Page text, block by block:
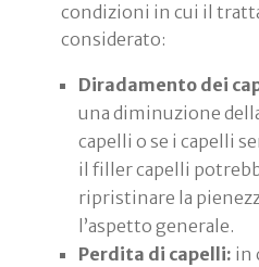
condizioni in cui il
considerato:
Diradamento dei
una diminuzione
capelli o se i capelli
il filler capelli
ripristinare la
l’aspetto generale.
Perdita di capelli: in